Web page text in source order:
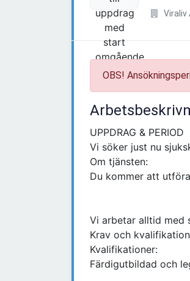
Viraliv
OBS!
UPPDRAG & PERIOD
Vi söker just nu
Om tjänsten:
Du kommer att
Vi arbetar alltid med
Krav och
Kvalifikationer:
Färdigutbildad och